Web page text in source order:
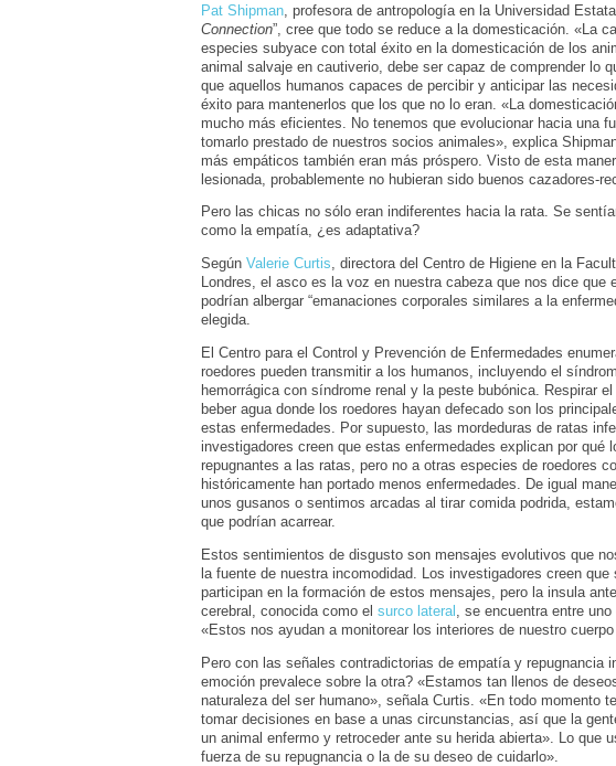
Pat Shipman , profesora de antropología en la Universidad
Connection”, cree que todo se reduce a la domesticación. «La
especies subyace con total éxito en la domesticación de los
animal salvaje en cautiverio, debe ser capaz de comprender lo
que aquellos humanos capaces de percibir y anticipar las
éxito para mantenerlos que los que no lo eran. «La
mucho más eficientes. No tenemos que evolucionar hacia una
tomarlo prestado de nuestros socios animales», explica
más empáticos también eran más próspero. Visto de esta
lesionada, probablemente no hubieran sido buenos cazadores-
Pero las chicas no sólo eran indiferentes hacia la rata. Se
como la empatía, ¿es adaptativa?
Según Valerie Curtis, directora del Centro de Higiene en la
Londres, el asco es la voz en nuestra cabeza que nos dice
podrían albergar “emanaciones corporales similares a la
elegida.
El Centro para el Control y Prevención de Enfermedades
roedores pueden transmitir a los humanos, incluyendo el
hemorrágica con síndrome renal y la peste bubónica. Respirar
beber agua donde los roedores hayan defecado son los
estas enfermedades. Por supuesto, las mordeduras de ratas
investigadores creen que estas enfermedades explican por qué
repugnantes a las ratas, pero no a otras especies de roedores
históricamente han portado menos enfermedades. De igual
unos gusanos o sentimos arcadas al tirar comida podrida,
que podrían acarrear.
Estos sentimientos de disgusto son mensajes evolutivos que
la fuente de nuestra incomodidad. Los investigadores creen
participan en la formación de estos mensajes, pero la insula
cerebral, conocida como el surco lateral , se encuentra entre
«Estos nos ayudan a monitorear los interiores de nuestro
Pero con las señales contradictorias de empatía y repugnancia
emoción prevalece sobre la otra? «Estamos tan llenos de
naturaleza del ser humano», señala Curtis. «En todo momento
tomar decisiones en base a unas circunstancias, así que la
un animal enfermo y retroceder ante su herida abierta». Lo que
fuerza de su repugnancia o la de su deseo de cuidarlo».